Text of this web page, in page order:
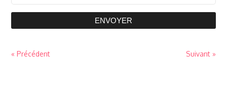
ENVOYER
« Précédent Suivant »